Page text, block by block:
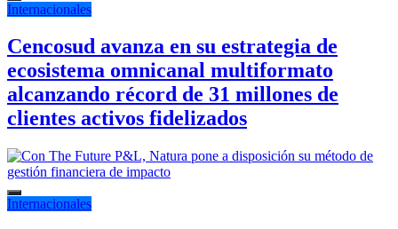
Internacionales
Cencosud avanza en su estrategia de
ecosistema omnicanal multiformato
alcanzando récord de 31 millones de
clientes activos fidelizados
Internacionales